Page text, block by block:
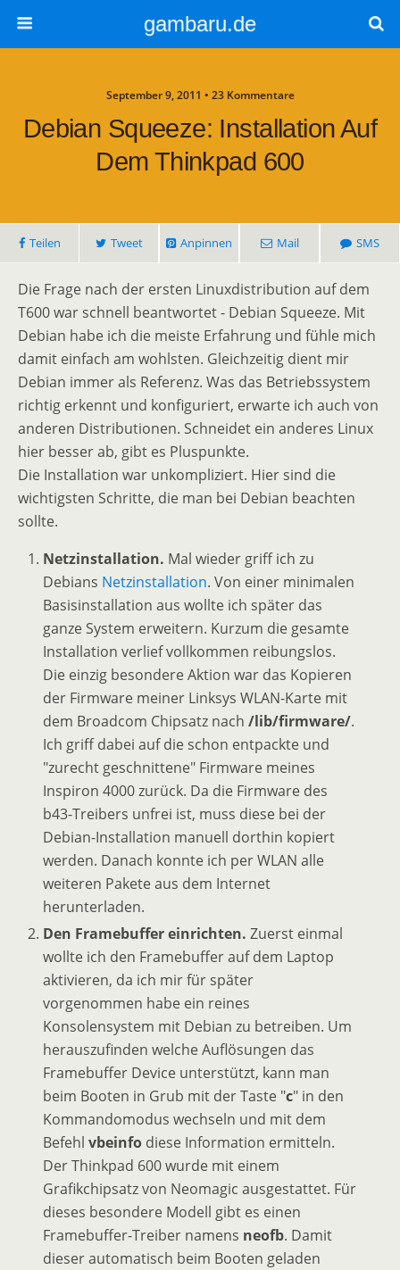
gambaru.de
September 9, 2011 • 23 Kommentare
Debian Squeeze: Installation Auf
Dem Thinkpad 600
Teilen Tweet Anpinnen Mail SMS
Die Frage nach der ersten Linuxdistribution auf dem
T600 war schnell beantwortet - Debian Squeeze. Mit
Debian habe ich die meiste Erfahrung und fühle mich
damit einfach am wohlsten. Gleichzeitig dient mir
Debian immer als Referenz. Was das Betriebssystem
richtig erkennt und konfiguriert, erwarte ich auch von
anderen Distributionen. Schneidet ein anderes Linux
hier besser ab, gibt es Pluspunkte.
Die Installation war unkompliziert. Hier sind die
wichtigsten Schritte, die man bei Debian beachten
sollte.
Netzinstallation. Mal wieder griff ich zu
Debians Netzinstallation. Von einer minimalen
Basisinstallation aus wollte ich später das
ganze System erweitern. Kurzum die gesamte
Installation verlief vollkommen reibungslos.
Die einzig besondere Aktion war das Kopieren
der Firmware meiner Linksys WLAN-Karte mit
dem Broadcom Chipsatz nach/lib/firmware/.
Ich griff dabei auf die schon entpackte und
"zurecht geschnittene" Firmware meines
Inspiron 4000 zurück. Da die Firmware des
b43-Treibers unfrei ist, muss diese bei der
Debian-Installation manuell dorthin kopiert
werden. Danach konnte ich per WLAN alle
weiteren Pakete aus dem Internet
herunterladen.
Den Framebuffer einrichten. Zuerst einmal
wollte ich den Framebuffer auf dem Laptop
aktivieren, da ich mir für später
vorgenommen habe ein reines
Konsolensystem mit Debian zu betreiben. Um
herauszufinden welche Auflösungen das
Framebuffer Device unterstützt, kann man
beim Booten in Grub mit der Taste "c" in den
Kommandomodus wechseln und mit dem
Befehlvbeinfo diese Information ermitteln.
Der Thinkpad 600 wurde mit einem
Grafikchipsatz von Neomagic ausgestattet. Für
dieses besondere Modell gibt es einen
Framebuffer-Treiber namens neofb. Damit
dieser automatisch beim Booten geladen